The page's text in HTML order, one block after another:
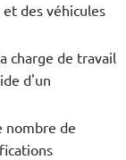
des véhicules
charge de travail
d'un
nombre de